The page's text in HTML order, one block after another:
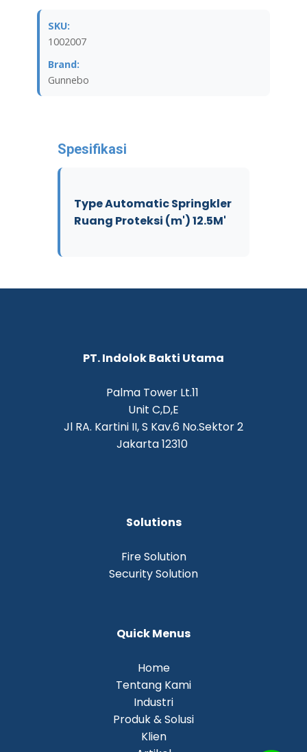
SKU:
1002007
Brand:
Gunnebo
Spesifikasi
Type Automatic Springkler
Ruang Proteksi (m') 12.5M'
PT. Indolok Bakti Utama
Palma Tower Lt.11
Unit C,D,E
Jl RA. Kartini II, S Kav.6 No.Sektor 2
Jakarta 12310
Solutions
Fire Solution
Security Solution
Quick Menus
Home
Tentang Kami
Industri
Produk & Solusi
Klien